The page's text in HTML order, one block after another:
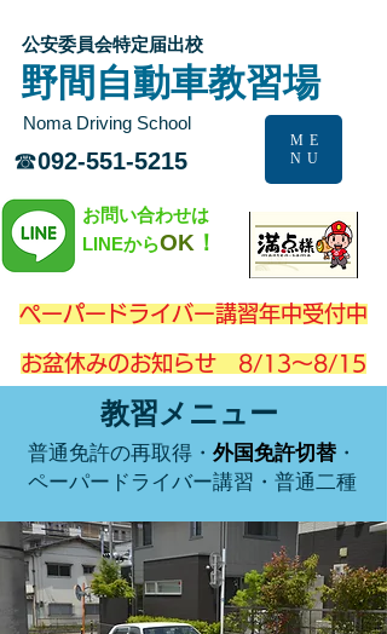
​野間自動車教習場
Noma Driving School
公安委員会特定届出校
​☎092-551-5215
お問い合わせは​
LINEからOK ！
ME
NU
​ペーパードライバー講習年中受付中
​お盆休みのお知らせ 8/13～8/15
教習メニュー
普通免許の再取得 ・ 外国免許切替 ・
ペーパードライバー講習 ・ 普通二種